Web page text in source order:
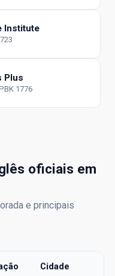
Institute
Plus
1776
oficiais em
e principais
Cidade